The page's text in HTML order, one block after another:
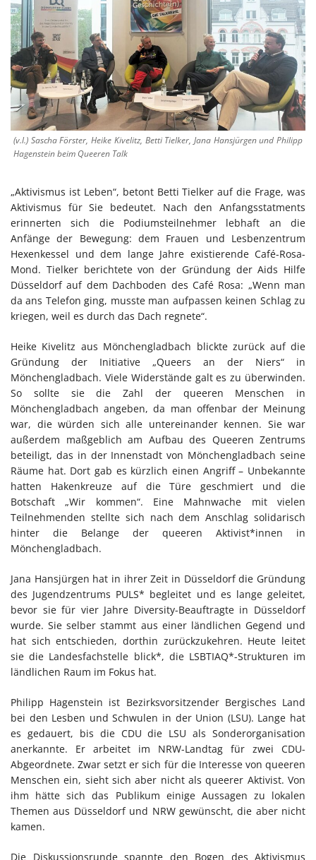
(v.l.) Sascha Förster, Heike Kivelitz, Betti Tielker, Jana Hansjürgen und Philipp
Hagenstein beim Queeren Talk
„Aktivismus ist Leben“, betont Betti Tielker auf die Frage, was
Aktivismus für Sie bedeutet. Nach den Anfangsstatments
erinnerten sich die Podiumsteilnehmer lebhaft an die
Anfänge der Bewegung: dem Frauen und Lesbenzentrum
Hexenkessel und dem lange Jahre existierende Café-Rosa-
Mond. Tielker berichtete von der Gründung der Aids Hilfe
Düsseldorf auf dem Dachboden des Café Rosa: „Wenn man
da ans Telefon ging, musste man aufpassen keinen Schlag zu
kriegen, weil es durch das Dach regnete“.
Heike Kivelitz aus Mönchengladbach blickte zurück auf die
Gründung der Initiative „Queers an der Niers“ in
Mönchengladbach. Viele Widerstände galt es zu überwinden.
So sollte sie die Zahl der queeren Menschen in
Mönchengladbach angeben, da man offenbar der Meinung
war, die würden sich alle untereinander kennen. Sie war
außerdem maßgeblich am Aufbau des Queeren Zentrums
beteiligt, das in der Innenstadt von Mönchengladbach seine
Räume hat. Dort gab es kürzlich einen Angriff – Unbekannte
hatten Hakenkreuze auf die Türe geschmiert und die
Botschaft „Wir kommen“. Eine Mahnwache mit vielen
Teilnehmenden stellte sich nach dem Anschlag solidarisch
hinter die Belange der queeren Aktivist*innen in
Mönchengladbach.
Jana Hansjürgen hat in ihrer Zeit in Düsseldorf die Gründung
des Jugendzentrums PULS* begleitet und es lange geleitet,
bevor sie für vier Jahre Diversity-Beauftragte in Düsseldorf
wurde. Sie selber stammt aus einer ländlichen Gegend und
hat sich entschieden, dorthin zurückzukehren. Heute leitet
sie die Landesfachstelle blick*, die LSBTIAQ*-Strukturen im
ländlichen Raum im Fokus hat.
Philipp Hagenstein ist Bezirksvorsitzender Bergisches Land
bei den Lesben und Schwulen in der Union (LSU). Lange hat
es gedauert, bis die CDU die LSU als Sonderorganisation
anerkannte. Er arbeitet im NRW-Landtag für zwei CDU-
Abgeordnete. Zwar setzt er sich für die Interesse von queeren
Menschen ein, sieht sich aber nicht als queerer Aktivist. Von
ihm hätte sich das Publikum einige Aussagen zu lokalen
Themen aus Düsseldorf und NRW gewünscht, die aber nicht
kamen.
Die Diskussionsrunde spannte den Bogen des Aktivismus